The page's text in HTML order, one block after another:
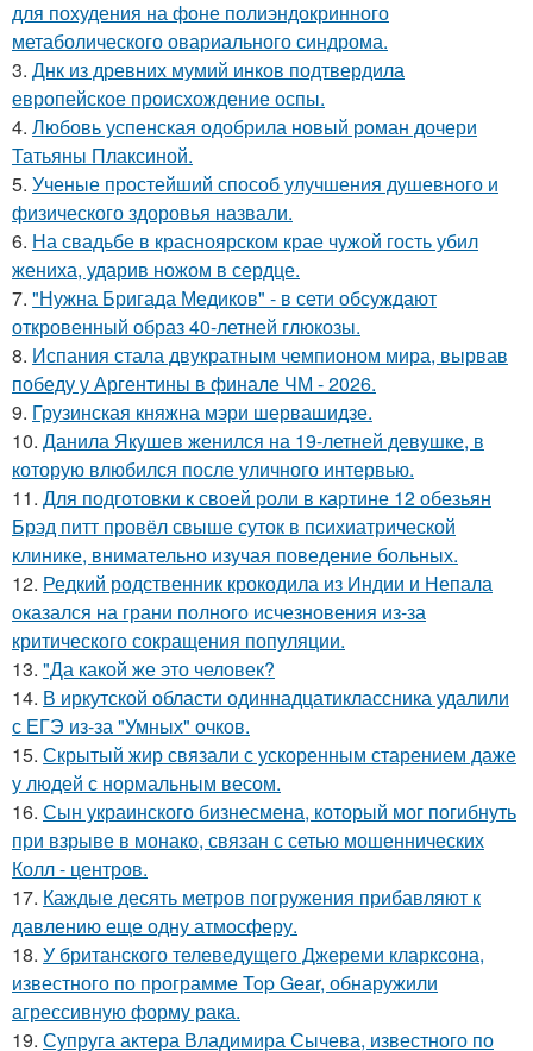
для похудения на фоне полиэндокринного
метаболического овариального синдрома.
3. Днк из древних мумий инков подтвердила
европейское происхождение оспы.
4. Любовь успенская одобрила новый роман дочери
Татьяны Плаксиной.
5. Ученые простейший способ улучшения душевного и
физического здоровья назвали.
6. На свадьбе в красноярском крае чужой гость убил
жениха, ударив ножом в сердце.
7. "Нужна Бригада Медиков" - в сети обсуждают
откровенный образ 40-летней глюкозы.
8. Испания стала двукратным чемпионом мира, вырвав
победу у Аргентины в финале ЧМ - 2026.
9. Грузинская княжна мэри шервашидзе.
10. Данила Якушев женился на 19-летней девушке, в
которую влюбился после уличного интервью.
11. Для подготовки к своей роли в картине 12 обезьян
Брэд питт провёл свыше суток в психиатрической
клинике, внимательно изучая поведение больных.
12. Редкий родственник крокодила из Индии и Непала
оказался на грани полного исчезновения из-за
критического сокращения популяции.
13. "Да какой же это человек?
14. В иркутской области одиннадцатиклассника удалили
с ЕГЭ из-за "Умных" очков.
15. Скрытый жир связали с ускоренным старением даже
у людей с нормальным весом.
16. Сын украинского бизнесмена, который мог погибнуть
при взрыве в монако, связан с сетью мошеннических
Колл - центров.
17. Каждые десять метров погружения прибавляют к
давлению еще одну атмосферу.
18. У британского телеведущего Джереми кларксона,
известного по программе Top Gear, обнаружили
агрессивную форму рака.
19. Супруга актера Владимира Сычева, известного по